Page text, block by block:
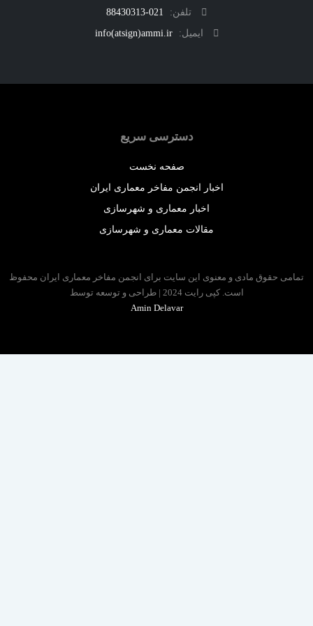
تلفن:
021-88430313
ایمیل:
info(atsign)ammi.ir
دسترسی سریع
صفحه نخست
اخبار انجمن مفاخر معماری ایران
اخبار معماری و شهرسازی
مقالات معماری و شهرسازی
حقوق مادی و معنوی این سایت برای انجمن مفاخر معماری ایران محفوظ
است. کپی رایت 2024 | طراحی و توسعه توسط
Amin Delavar